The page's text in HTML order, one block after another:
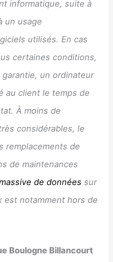
informatique, suite à
un usage
utilisés. En cas
certaines conditions,
un ordinateur
au client le temps de
À moins de
considérables, le
remplacements de
de maintenances
de données sur
est notamment hors de
Boulogne Billancourt